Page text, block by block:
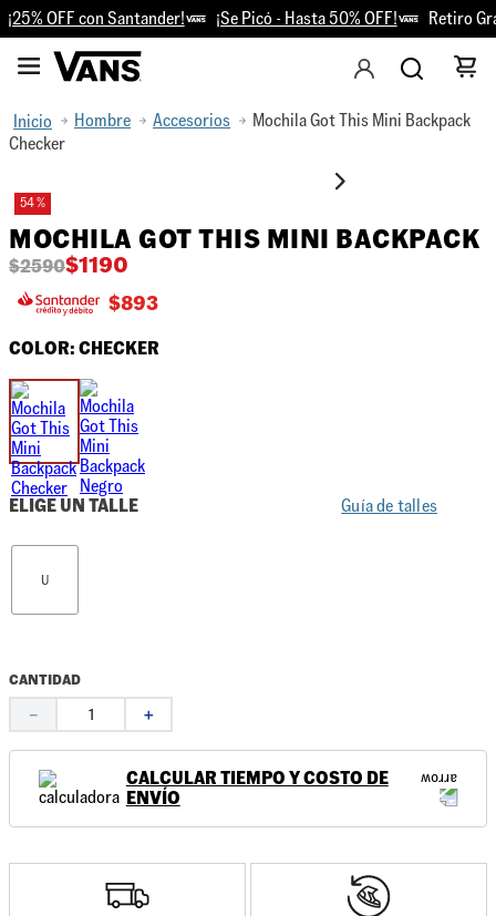
OFF con Santander! ¡Se Picó - Hasta 50% OFF! Retiro
Hombre Accesorios
Mochila Got This Mini Backpack
Checker
54 %
MOCHILA GOT THIS MINI BACKPACK
$1190
$2590
$893
COLOR:CHECKER
ELIGE UN TALLE Guía de talles
U
CANTIDAD
＋
－
CALCULAR TIEMPO Y COSTO DE
ENVÍO